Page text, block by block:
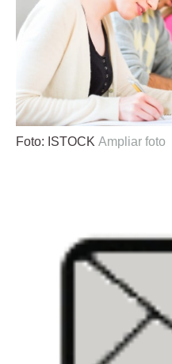
Foto: ISTOCK Ampliar foto